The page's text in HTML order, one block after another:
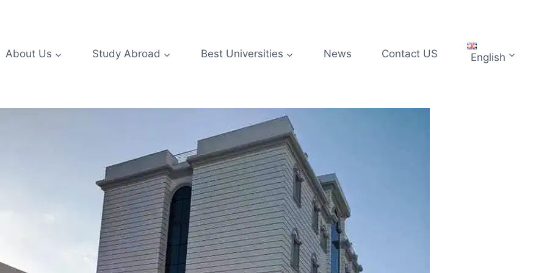
About Us Study Abroad Best Universities News Contact US English